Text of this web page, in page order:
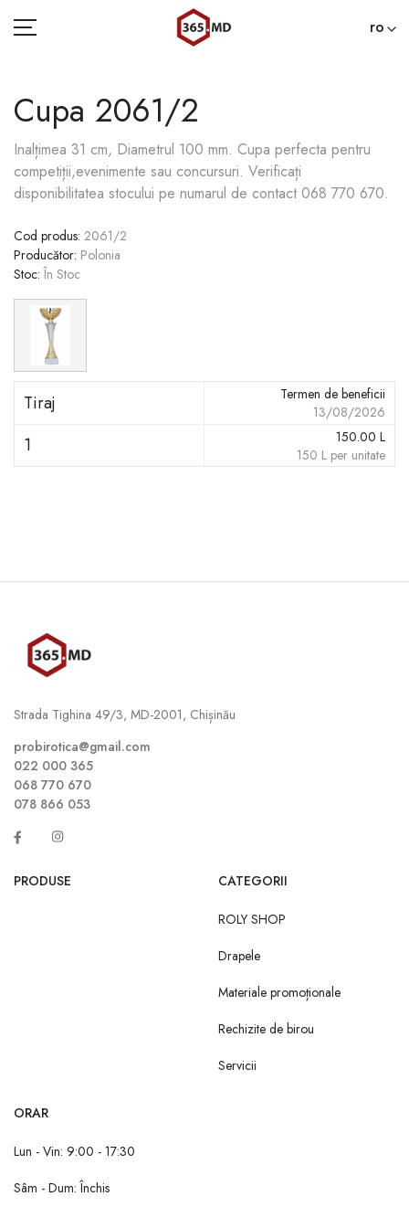
ro
ACASĂ
CATEGORII
BLOG
022 000 365
Cupa 2061/2
Inalțimea 31 cm, Diametrul 100 mm. Сupa perfecta pentru
competiții,evenimente sau concursuri. Verificați
disponibilitatea stocului pe numarul de contact 068 770 670.
Cod produs: 2061/2
Producător: Polonia
Stoc: În Stoc
Tiraj
Termen de beneficii
13/08/2026
1 150.00 L
150 L per unitate
Strada Tighina 49/3, MD-2001, Chișinău
probirotica@gmail.com
022 000 365
068 770 670
078 866 053
PRODUSE CATEGORII
ROLY SHOP
Drapele
Materiale promoționale
Rechizite de birou
Servicii
ORAR
Lun - Vin: 9:00 - 17:30
Sâm - Dum: Închis